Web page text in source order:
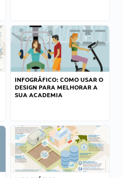
INFOGRÁFICO: COMO USAR O
DESIGN PARA MELHORAR A
SUA ACADEMIA